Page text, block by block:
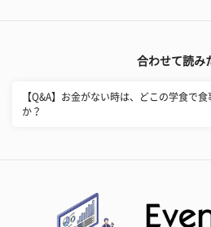
合わせて読み
【Q&A】お金がない時は、どこの学食で
か？